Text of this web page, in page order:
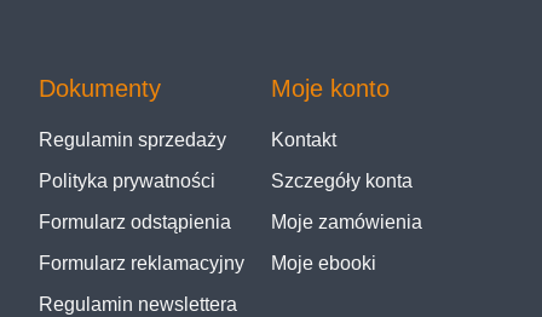
Dokumenty
Regulamin sprzedaży
Polityka prywatności
Formularz odstąpienia
Formularz reklamacyjny
Regulamin newslettera
Moje konto
Kontakt
Szczegóły konta
Moje zamówienia
Moje ebooki